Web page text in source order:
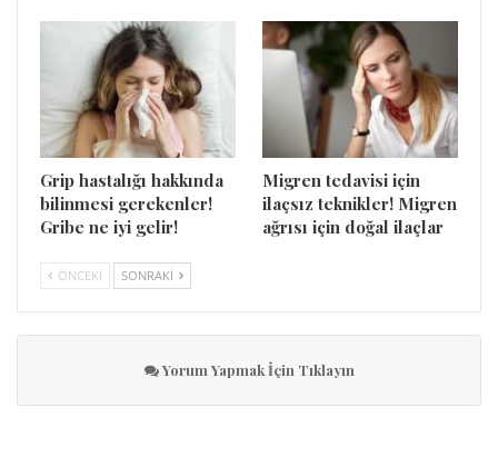
Grip hastalığı hakkında
bilinmesi gerekenler!
Gribe ne iyi gelir!
Migren tedavisi için
ilaçsız teknikler! Migren
ağrısı için doğal ilaçlar
ÖNCEKI SONRAKI
Yorum Yapmak İçin Tıklayın